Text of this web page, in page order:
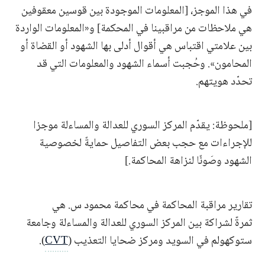
في هذا الموجز، [المعلومات الموجودة بين قوسين معقوفين
هي ملاحظات من مراقبينا في المحكمة] و«المعلومات الواردة
بين علامتي اقتباس هي أقوال أدلى بها الشهود أو القضاة أو
المحامون». وحُجبت أسماء الشهود والمعلومات التي قد
تحدّد هويتهم.
[ملحوظة: يقدّم المركز السوري للعدالة والمساءلة موجزا
للإجراءات مع حجب بعض التفاصيل حمايةً لخصوصية
الشهود وصَونًا لنزاهة المحاكمة.]
تقارير مراقبة المحاكمة في محاكمة محمود س. هي
ثمرةٌ لشراكة بين المركز السوري للعدالة والمساءلة وجامعة
ستوكهولم في السويد ومركز ضحايا التعذيب (CVT
).